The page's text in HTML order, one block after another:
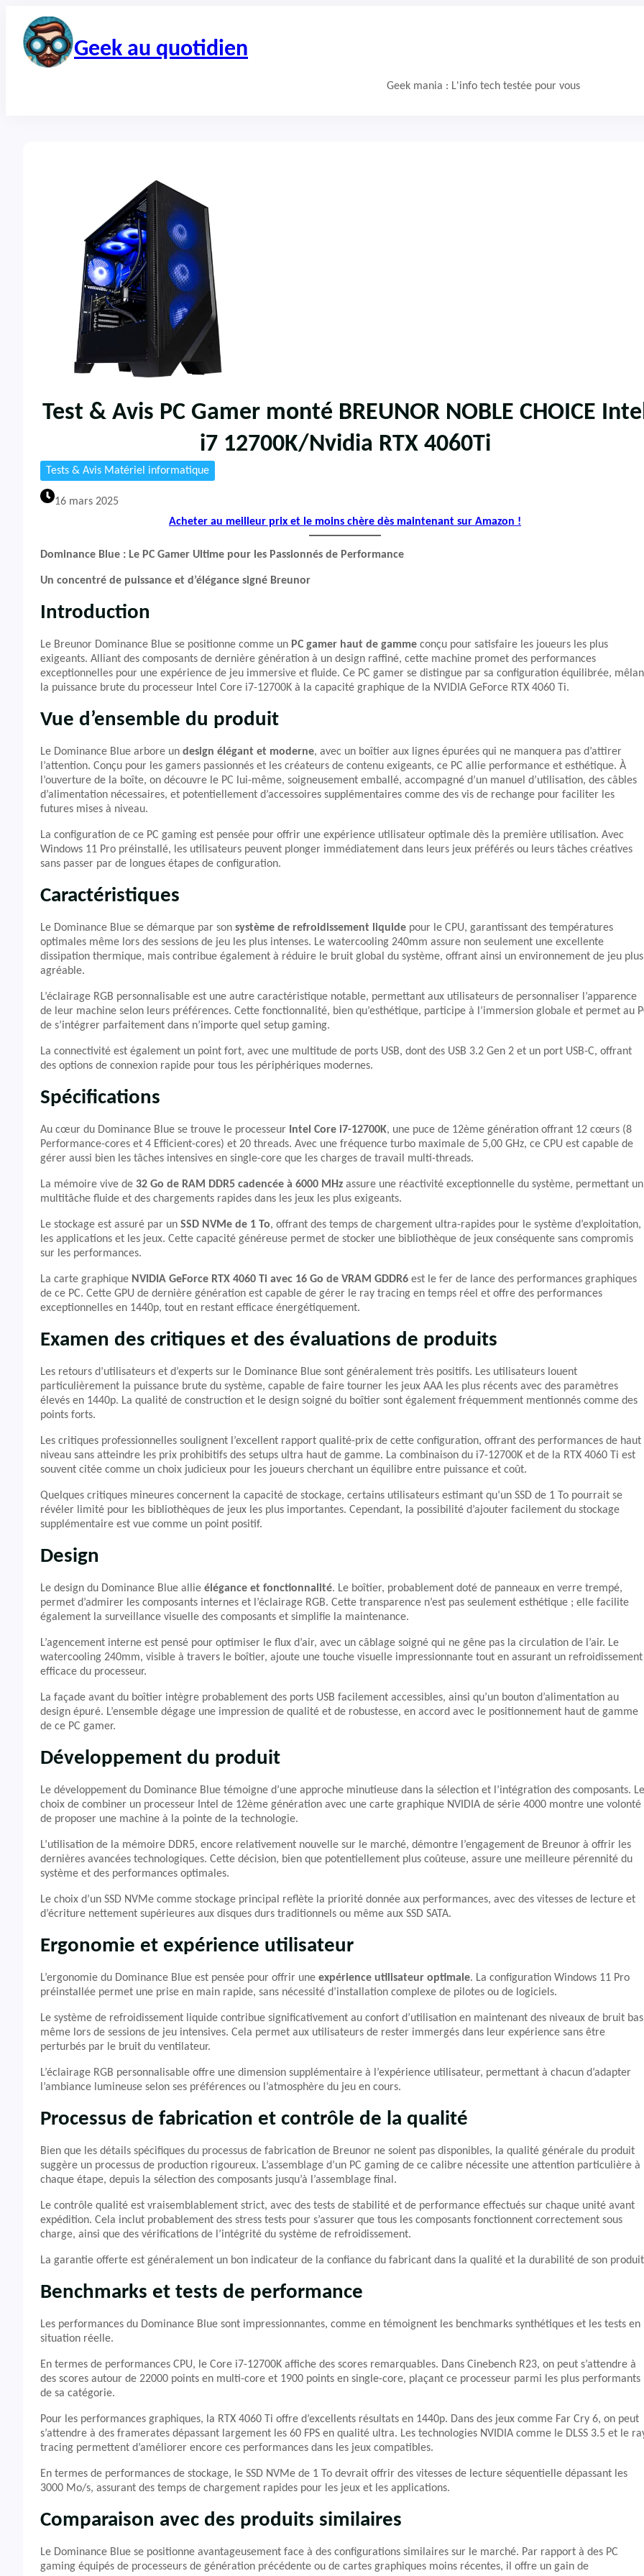
contenu
Geek au quotidien
Geek mania : L'info tech testée pour vous
Test & Avis PC Gamer monté BREUNOR NOBLE CHOICE
i7 12700K/Nvidia RTX 4060Ti
Tests & Avis Matériel informatique
16 mars 2025
Acheter au meilleur prix et le moins chère dès maintenant sur Amazon !
Dominance Blue : Le PC Gamer Ultime pour les Passionnés de Performance
Un concentré de puissance et d’élégance signé Breunor
Introduction
Le Breunor Dominance Blue se positionne comme un PC gamer haut de gamme conçu pour satisfaire les joueurs les plus
exigeants. Alliant des composants de dernière génération à un design raffiné, cette machine promet des performances
exceptionnelles pour une expérience de jeu immersive et fluide. Ce PC gamer se distingue par sa configuration équilibrée,
la puissance brute du processeur Intel Core i7-12700K à la capacité graphique de la NVIDIA GeForce RTX 4060 Ti.
Vue d’ensemble du produit
Le Dominance Blue arbore un design élégant et moderne, avec un boîtier aux lignes épurées qui ne manquera pas d’attirer
l’attention. Conçu pour les gamers passionnés et les créateurs de contenu exigeants, ce PC allie performance et esthétique. À
l’ouverture de la boîte, on découvre le PC lui-même, soigneusement emballé, accompagné d’un manuel d’utilisation, des câbles
d’alimentation nécessaires, et potentiellement d’accessoires supplémentaires comme des vis de rechange pour faciliter les
futures mises à niveau.
La configuration de ce PC gaming est pensée pour offrir une expérience utilisateur optimale dès la première utilisation. Avec
Windows 11 Pro préinstallé, les utilisateurs peuvent plonger immédiatement dans leurs jeux préférés ou leurs tâches créatives
sans passer par de longues étapes de configuration.
Caractéristiques
Le Dominance Blue se démarque par son système de refroidissement liquide pour le CPU, garantissant des températures
optimales même lors des sessions de jeu les plus intenses. Le watercooling 240mm assure non seulement une excellente
dissipation thermique, mais contribue également à réduire le bruit global du système, offrant ainsi un environnement de jeu plus
agréable.
L’éclairage RGB personnalisable est une autre caractéristique notable, permettant aux utilisateurs de personnaliser l’apparence
de leur machine selon leurs préférences. Cette fonctionnalité, bien qu’esthétique, participe à l’immersion globale et permet au
de s’intégrer parfaitement dans n’importe quel setup gaming.
La connectivité est également un point fort, avec une multitude de ports USB, dont des USB 3.2 Gen 2 et un port USB-C, offrant
des options de connexion rapide pour tous les périphériques modernes.
Spécifications
Au cœur du Dominance Blue se trouve le processeur Intel Core i7-12700K, une puce de 12ème génération offrant 12 cœurs (8
Performance-cores et 4 Efficient-cores) et 20 threads. Avec une fréquence turbo maximale de 5,00 GHz, ce CPU est capable de
gérer aussi bien les tâches intensives en single-core que les charges de travail multi-threads.
La mémoire vive de 32 Go de RAM DDR5 cadencée à 6000 MHz assure une réactivité exceptionnelle du système, permettant un
multitâche fluide et des chargements rapides dans les jeux les plus exigeants.
Le stockage est assuré par un SSD NVMe de 1 To, offrant des temps de chargement ultra-rapides pour le système d’exploitation,
les applications et les jeux. Cette capacité généreuse permet de stocker une bibliothèque de jeux conséquente sans compromis
sur les performances.
La carte graphique NVIDIA GeForce RTX 4060 Ti avec 16 Go de VRAM GDDR6 est le fer de lance des performances graphiques
de ce PC. Cette GPU de dernière génération est capable de gérer le ray tracing en temps réel et offre des performances
exceptionnelles en 1440p, tout en restant efficace énergétiquement.
Examen des critiques et des évaluations de produits
Les retours d’utilisateurs et d’experts sur le Dominance Blue sont généralement très positifs. Les utilisateurs louent
particulièrement la puissance brute du système, capable de faire tourner les jeux AAA les plus récents avec des paramètres
élevés en 1440p. La qualité de construction et le design soigné du boîtier sont également fréquemment mentionnés comme des
points forts.
Les critiques professionnelles soulignent l’excellent rapport qualité-prix de cette configuration, offrant des performances de haut
niveau sans atteindre les prix prohibitifs des setups ultra haut de gamme. La combinaison du i7-12700K et de la RTX 4060 Ti est
souvent citée comme un choix judicieux pour les joueurs cherchant un équilibre entre puissance et coût.
Quelques critiques mineures concernent la capacité de stockage, certains utilisateurs estimant qu’un SSD de 1 To pourrait se
révéler limité pour les bibliothèques de jeux les plus importantes. Cependant, la possibilité d’ajouter facilement du stockage
supplémentaire est vue comme un point positif.
Design
Le design du Dominance Blue allie élégance et fonctionnalité. Le boîtier, probablement doté de panneaux en verre trempé,
permet d’admirer les composants internes et l’éclairage RGB. Cette transparence n’est pas seulement esthétique ; elle facilite
également la surveillance visuelle des composants et simplifie la maintenance.
L’agencement interne est pensé pour optimiser le flux d’air, avec un câblage soigné qui ne gêne pas la circulation de l’air. Le
watercooling 240mm, visible à travers le boîtier, ajoute une touche visuelle impressionnante tout en assurant un refroidissement
efficace du processeur.
La façade avant du boîtier intègre probablement des ports USB facilement accessibles, ainsi qu’un bouton d’alimentation au
design épuré. L’ensemble dégage une impression de qualité et de robustesse, en accord avec le positionnement haut de gamme
de ce PC gamer.
Développement du produit
Le développement du Dominance Blue témoigne d’une approche minutieuse dans la sélection et l’intégration des composants. Le
choix de combiner un processeur Intel de 12ème génération avec une carte graphique NVIDIA de série 4000 montre une volonté
de proposer une machine à la pointe de la technologie.
L’utilisation de la mémoire DDR5, encore relativement nouvelle sur le marché, démontre l’engagement de Breunor à offrir les
dernières avancées technologiques. Cette décision, bien que potentiellement plus coûteuse, assure une meilleure pérennité du
système et des performances optimales.
Le choix d’un SSD NVMe comme stockage principal reflète la priorité donnée aux performances, avec des vitesses de lecture et
d’écriture nettement supérieures aux disques durs traditionnels ou même aux SSD SATA.
Ergonomie et expérience utilisateur
L’ergonomie du Dominance Blue est pensée pour offrir une expérience utilisateur optimale. La configuration Windows 11 Pro
préinstallée permet une prise en main rapide, sans nécessité d’installation complexe de pilotes ou de logiciels.
Le système de refroidissement liquide contribue significativement au confort d’utilisation en maintenant des niveaux de bruit
même lors de sessions de jeu intensives. Cela permet aux utilisateurs de rester immergés dans leur expérience sans être
perturbés par le bruit du ventilateur.
L’éclairage RGB personnalisable offre une dimension supplémentaire à l’expérience utilisateur, permettant à chacun d’adapter
l’ambiance lumineuse selon ses préférences ou l’atmosphère du jeu en cours.
Processus de fabrication et contrôle de la qualité
Bien que les détails spécifiques du processus de fabrication de Breunor ne soient pas disponibles, la qualité générale du produit
suggère un processus de production rigoureux. L’assemblage d’un PC gaming de ce calibre nécessite une attention particulière à
chaque étape, depuis la sélection des composants jusqu’à l’assemblage final.
Le contrôle qualité est vraisemblablement strict, avec des tests de stabilité et de performance effectués sur chaque unité avant
expédition. Cela inclut probablement des stress tests pour s’assurer que tous les composants fonctionnent correctement sous
charge, ainsi que des vérifications de l’intégrité du système de refroidissement.
La garantie offerte est généralement un bon indicateur de la confiance du fabricant dans la qualité et la durabilité de son
Benchmarks et tests de performance
Les performances du Dominance Blue sont impressionnantes, comme en témoignent les benchmarks synthétiques et les tests en
situation réelle.
En termes de performances CPU, le Core i7-12700K affiche des scores remarquables. Dans Cinebench R23, on peut s’attendre à
des scores autour de 22000 points en multi-core et 1900 points en single-core, plaçant ce processeur parmi les plus performants
de sa catégorie.
Pour les performances graphiques, la RTX 4060 Ti offre d’excellents résultats en 1440p. Dans des jeux comme Far Cry 6, on peut
s’attendre à des framerates dépassant largement les 60 FPS en qualité ultra. Les technologies NVIDIA comme le DLSS 3.5 et le
tracing permettent d’améliorer encore ces performances dans les jeux compatibles.
En termes de performances de stockage, le SSD NVMe de 1 To devrait offrir des vitesses de lecture séquentielle dépassant les
3000 Mo/s, assurant des temps de chargement rapides pour les jeux et les applications.
Comparaison avec des produits similaires
Le Dominance Blue se positionne avantageusement face à des configurations similaires sur le marché. Par rapport à des PC
gaming équipés de processeurs de génération précédente ou de cartes graphiques moins récentes, il offre un gain de